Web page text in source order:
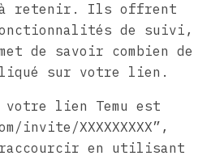
retenir. Ils offrent
de suivi,
de savoir combien de
sur votre lien.
votre lien Temu est
invite/XXXXXXXXX”,
raccourcir en utilisant